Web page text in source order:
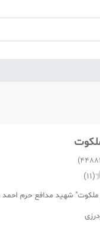
(11)
ملکوت" شهید مدافع حرم